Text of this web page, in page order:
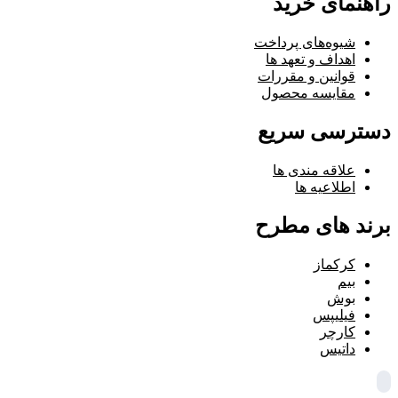
شیوه‌های پرداخت
اهداف و تعهد ها
قوانین و مقررات
مقایسه محصول
دسترسی سریع
علاقه مندی ها
اطلاعیه ها
برند های مطرح
کرکماز
بیم
بوش
فیلیپس
کارچر
داتیس